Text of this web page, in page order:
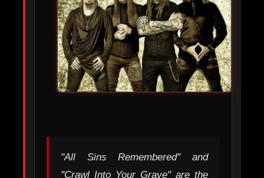
"All Sins Remembered" and
"Crawl Into Your Grave" are the